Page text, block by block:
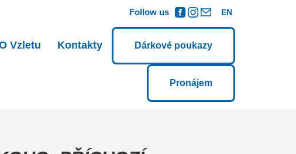
Follow us EN
Vzletu Kontakty Dárkové poukazy
Pronájem